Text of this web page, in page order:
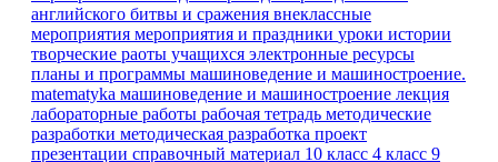
английского битвы и сражения внеклассные
мероприятия мероприятия и праздники уроки истории
творческие раоты учащихся электронные ресурсы
планы и программы машиноведение и машиностроение.
matematyka машиноведение и машиностроение лекция
лабораторные работы рабочая тетрадь методические
разработки методическая разработка проект
презентации справочный материал 10 класс 4 класс 9